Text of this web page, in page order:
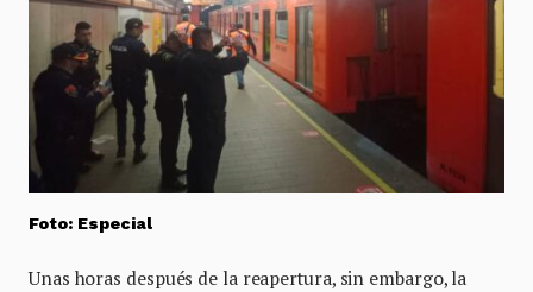
Foto: Especial
Unas horas después de la reapertura, sin embargo, la